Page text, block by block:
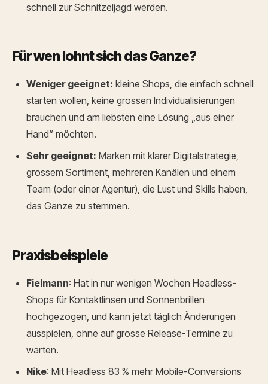
schnell zur Schnitzeljagd werden.
Für wen lohnt sich das Ganze?
Weniger geeignet: kleine Shops, die einfach schnell
starten wollen, keine grossen Individualisierungen
brauchen und am liebsten eine Lösung „aus einer
Hand“ möchten.
Sehr geeignet: Marken mit klarer Digitalstrategie,
grossem Sortiment, mehreren Kanälen und einem
Team (oder einer Agentur), die Lust und Skills haben,
das Ganze zu stemmen.
Praxisbeispiele
Fielmann: Hat in nur wenigen Wochen Headless-
Shops für Kontaktlinsen und Sonnenbrillen
hochgezogen, und kann jetzt täglich Änderungen
ausspielen, ohne auf grosse Release-Termine zu
warten.
Nike: Mit Headless 83 % mehr Mobile-Conversions